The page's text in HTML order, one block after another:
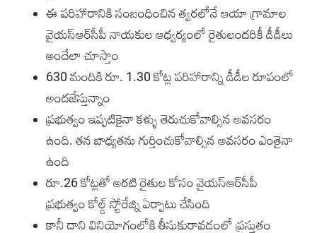
ఈ పరిహారానికి సంబంధించిన త్వరలోనే ఆయా గ్రామాల
వైయ‌స్ఆర్‌సీపీ నాయకుల ఆధ్వర్యంలో రైతులందరికీ డీడీలు
అందేలా చూస్తాం
630 మందికి రూ. 1.30 కోట్ల పరిహారాన్ని డీడీల రూపంలో
అందజేస్తున్నాం
ప్రభుత్వం ఇప్పటికైనా కళ్ళు తెరుచుకోవాల్సిన అవసరం
ఉంది. తన బాధ్యతను గుర్తించుకోవాల్సిన అవసరం ఎంతైనా
ఉంది
రూ.26 కోట్లతో అరటి రైతుల కోసం వైయ‌స్ఆర్‌సీపీ
ప్రభుత్వం కోల్డ్ స్టోరేజ్ని ఏర్పాటు చేసింది
కానీ దాని వినియోగంలోకి తీసుకురావడంలో ప్రస్తుతం